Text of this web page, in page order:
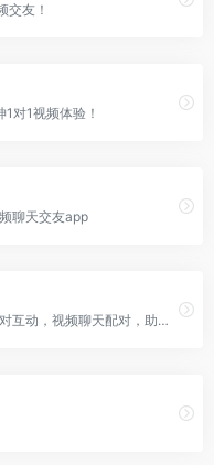
交友！
对1视频体验！
聊天交友app
真实靠谱聊天交友软件，语音房派对互动，视频聊天配对，助你解决单身的烦恼，快速探探到适合你的她！真实的人交友聊天软件，汇集语音，视频、情侣互动游戏！来享聊，一个可以告别单身的舞台！